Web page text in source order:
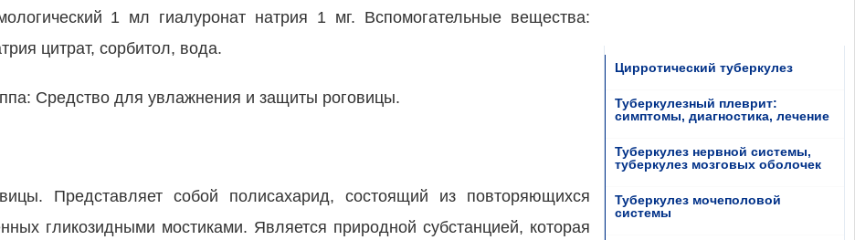
1 мл гиалуронат натрия 1 мг. Вспомогательные вещества:
цитрат, сорбитол, вода.
Средство для увлажнения и защиты роговицы.
Представляет собой полисахарид, состоящий из повторяющихся
гликозидными мостиками. Является природной субстанцией, которая
Цирротический туберкулез
Туберкулезный плеврит:
симптомы, диагностика, лечение
Туберкулез нервной системы,
туберкулез мозговых оболочек
Туберкулез мочеполовой
системы